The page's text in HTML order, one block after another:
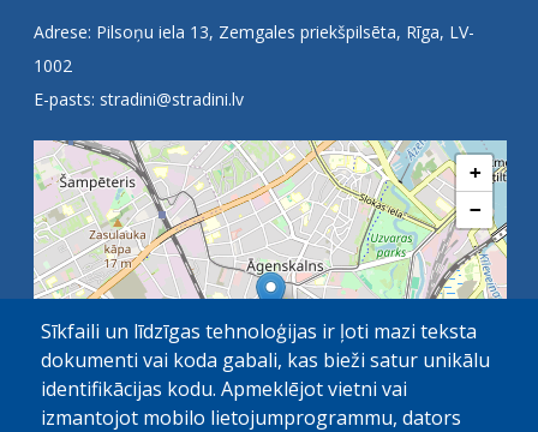
Adrese: Pilsoņu iela 13, Zemgales priekšpilsēta, Rīga, LV-
1002
E-pasts: stradini@stradini.lv
+
−
Sīkfaili un līdzīgas tehnoloģijas ir ļoti mazi teksta
dokumenti vai koda gabali, kas bieži satur unikālu
identifikācijas kodu. Apmeklējot vietni vai
izmantojot mobilo lietojumprogrammu, dators